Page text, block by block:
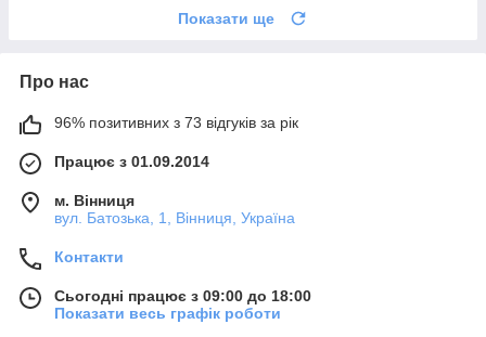
Показати ще
Про нас
96% позитивних з 73 відгуків за рік
Працює з 01.09.2014
м. Вінниця
вул. Батозька, 1, Вінниця, Україна
Контакти
Сьогодні працює з 09:00 до 18:00
Показати весь графік роботи